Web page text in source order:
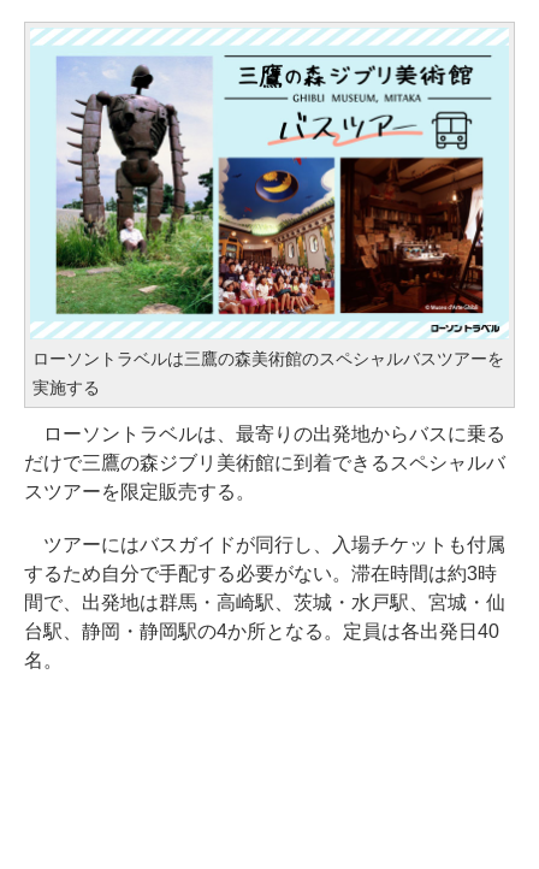
ローソントラベルは三鷹の森美術館のスペシャルバスツアーを
実施する
ローソントラベルは、最寄りの出発地からバスに乗る
だけで三鷹の森ジブリ美術館に到着できるスペシャルバ
スツアーを限定販売する。
ツアーにはバスガイドが同行し、入場チケットも付属
するため自分で手配する必要がない。滞在時間は約3時
間で、出発地は群馬・高崎駅、茨城・水戸駅、宮城・仙
台駅、静岡・静岡駅の4か所となる。定員は各出発日40
名。